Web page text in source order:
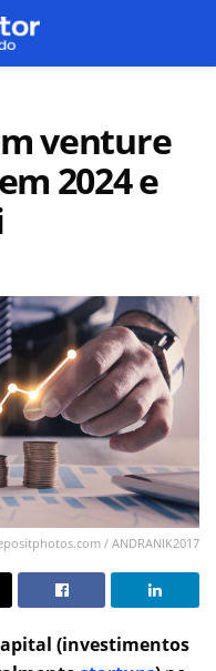
venture
2024 e
/ ANDRANIK2017
(investimentos